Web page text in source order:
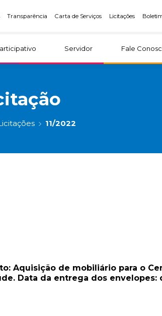
Transparência Carta de Serviços Licitações
Servidor Fale
11/2022
Aquisição de mobiliário para o
Data da entrega dos envelopes: